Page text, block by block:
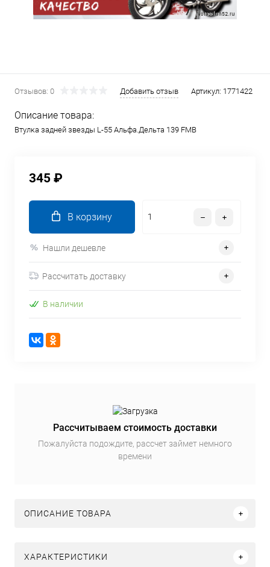
Отзывов: 0 Добавить отзыв Артикул: 1771422
Описание товара:
Втулка задней звезды L-55 Альфа.Дельта 139 FMB
345 ₽
В корзину
Нашли дешевле
Рассчитать доставку
В наличии
Рассчитываем стоимость доставки
Пожалуйста подождите, рассчет займет немного
времени
ОПИСАНИЕ ТОВАРА
ХАРАКТЕРИСТИКИ